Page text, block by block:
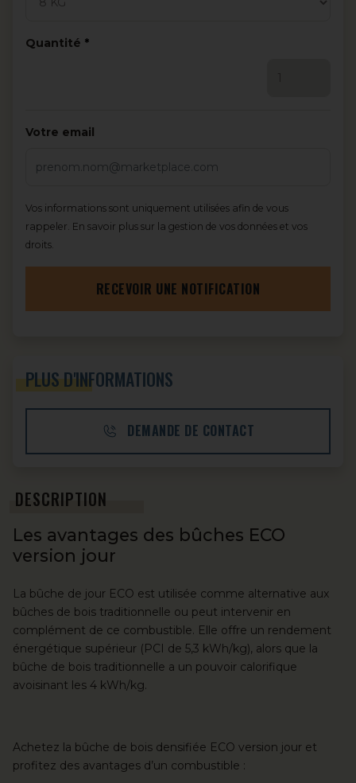
DESCRIPTION
Les avantages des bûches ECO
version jour
La bûche de jour ECO est utilisée comme alternative aux
bûches de bois traditionnelle ou peut intervenir en
complément de ce combustible. Elle offre un rendement
énergétique supérieur (PCI de 5,3 kWh/kg), alors que la
bûche de bois traditionnelle a un pouvoir calorifique
avoisinant les 4 kWh/kg.
Achetez la bûche de bois densifiée ECO version jour et
profitez des avantages d’un combustible :
Quantité Obligatoire
Votre email
Vos informations sont uniquement utilisées afin de vous
rappeler. En savoir plus sur la gestion de vos données et vos
droits.
RECEVOIR UNE NOTIFICATION
PLUS D'INFORMATIONS
DEMANDE DE CONTACT